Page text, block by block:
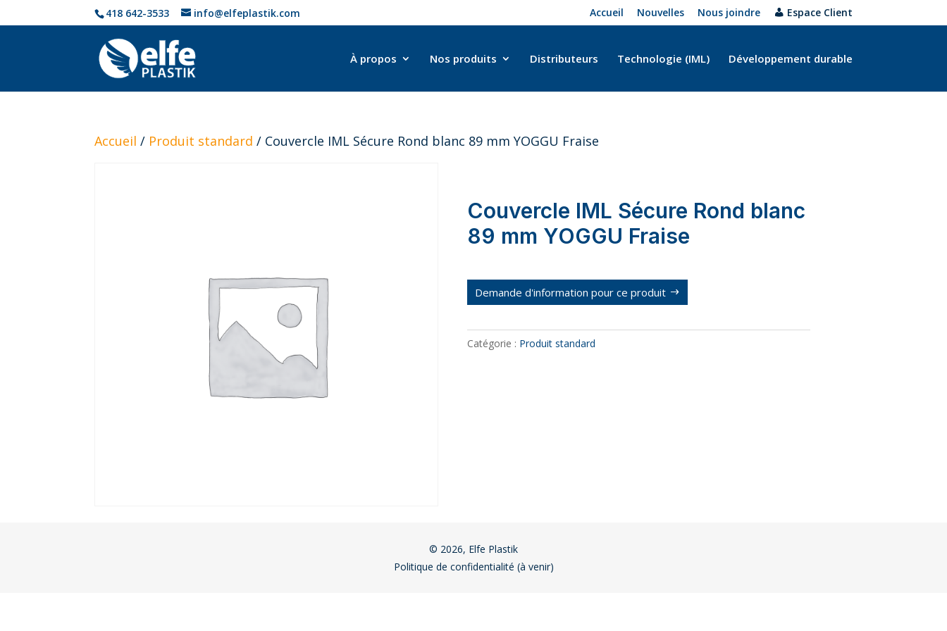
418 642-3533 info@elfeplastik.com Accueil Nouvelles Nous joindre Espace Client
À propos Nos produits Distributeurs Technologie (IML) Développement durable
Accueil / Produit standard / Couvercle IML Sécure Rond blanc 89 mm YOGGU Fraise
Couvercle IML Sécure Rond blanc
89 mm YOGGU Fraise
Demande d'information pour ce produit
Catégorie : Produit standard
© 2026, Elfe Plastik
Politique de confidentialité (à venir)